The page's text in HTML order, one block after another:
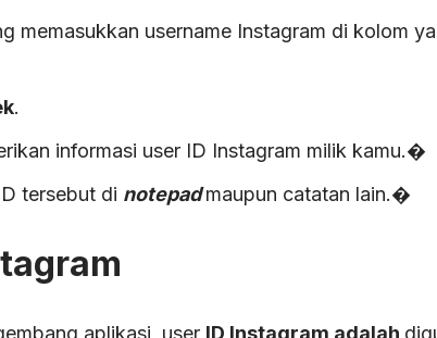
memasukkan username Instagram di kolom
.
informasi user ID Instagram milik kamu.�
tersebut di notepadmaupun catatan lain.�
aplikasi, user ID Instagram adalah